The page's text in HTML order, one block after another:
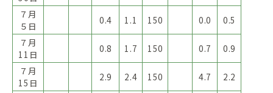
７月
５日
0.4 1.1 150 0.0
0.5
７月
11日
0.8 1.7 150 0.7
0.9
７月
15日
2.9 2.4 150 4.7
2.2